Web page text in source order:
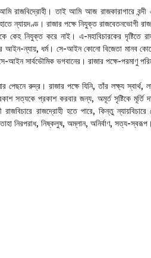
রাজবিদ্রোহী। তাই আমি আজ রাজকারাগারে
ন্যায়দণ্ড। রাজার পক্ষে নিযুক্ত রাজবেতনভোগী
কেহ নিযুক্ত করে নাই। এ-মহাবিচারকের দৃষ্টিতে
আইন-ন্যায়, ধর্ম। সে-আইন কোনো বিজেতা মানব
আইন সার্বভৌমিক ভগবানের। রাজার পক্ষে-পরমাণু
পেছনে রুদ্র। রাজার পক্ষে যিনি, তাঁর লক্ষ্য স্বার্থ,
সত্যকে প্রকাশ করবার জন্য, অমূর্ত সৃষ্টিকে মূর্তি
রাজবিচারে রাজদ্রোহী হতে পারে, কিন্তু
নিরপরাধ, নিষ্কলুষ, অম্লান, অনির্বাণ, সত্য-স্বরূপ।